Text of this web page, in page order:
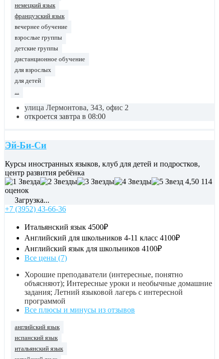
немецкий язык
французский язык
вечернее обучение
взрослые группы
детские группы
дистанционное обучение
для взрослых
для детей
...
улица Лермонтова, 343, офис 2
откроется завтра в 08:00
Эй-Би-Си
Курсы иностранных языков, клуб для детей и подростков,
центр развития ребёнка
4,50 114
оценок
Загрузка...
+7 (3952) 43-66-36
Итальянский язык 4500₽
Английский для школьников 4-11 класс 4100₽
Английский язык для школьников 4100₽
Все цены (7)
Хорошие преподаватели (интересные, понятно
объясняют); Интересные уроки и необычные домашние
задания; Летний языковой лагерь с интересной
программой
Все плюсы и минусы из отзывов
английский язык
испанский язык
итальянский язык